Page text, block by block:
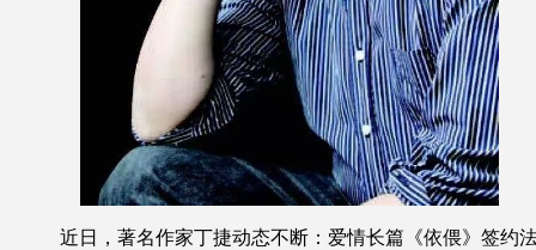
近日，著名作家丁捷动态不断：爱情长篇《依偎》签约